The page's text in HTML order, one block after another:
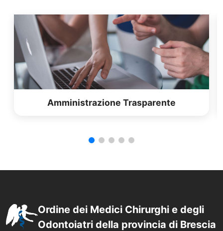
Amministrazione Trasparente
Ordine dei Medici Chirurghi e degli
Odontoiatri della provincia di Brescia